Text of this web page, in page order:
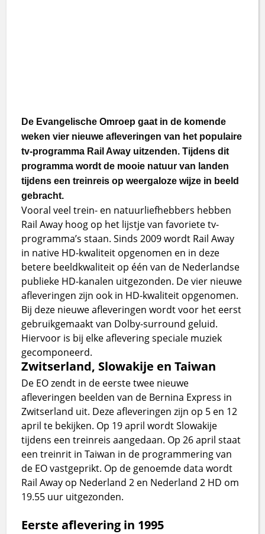
De Evangelische Omroep gaat in de komende
weken vier nieuwe afleveringen van het populaire
tv-programma Rail Away uitzenden. Tijdens dit
programma wordt de mooie natuur van landen
tijdens een treinreis op weergaloze wijze in beeld
gebracht.
Vooral veel trein- en natuurliefhebbers hebben
Rail Away hoog op het lijstje van favoriete tv-
programma’s staan. Sinds 2009 wordt Rail Away
in native HD-kwaliteit opgenomen en in deze
betere beeldkwaliteit op één van de Nederlandse
publieke HD-kanalen uitgezonden. De vier nieuwe
afleveringen zijn ook in HD-kwaliteit opgenomen.
Bij deze nieuwe afleveringen wordt voor het eerst
gebruikgemaakt van Dolby-surround geluid.
Hiervoor is bij elke aflevering speciale muziek
gecomponeerd.
Zwitserland, Slowakije en Taiwan
De EO zendt in de eerste twee nieuwe
afleveringen beelden van de Bernina Express in
Zwitserland uit. Deze afleveringen zijn op 5 en 12
april te bekijken. Op 19 april wordt Slowakije
tijdens een treinreis aangedaan. Op 26 april staat
een treinrit in Taiwan in de programmering van
de EO vastgeprikt. Op de genoemde data wordt
Rail Away op Nederland 2 en Nederland 2 HD om
19.55 uur uitgezonden.
Eerste aflevering in 1995